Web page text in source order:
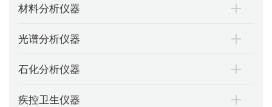
材料分析仪器
光谱分析仪器
石化分析仪器
疾控卫生仪器